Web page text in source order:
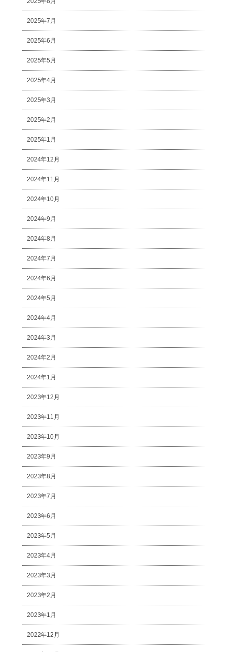
2025年7月
2025年6月
2025年5月
2025年4月
2025年3月
2025年2月
2025年1月
2024年12月
2024年11月
2024年10月
2024年9月
2024年8月
2024年7月
2024年6月
2024年5月
2024年4月
2024年3月
2024年2月
2024年1月
2023年12月
2023年11月
2023年10月
2023年9月
2023年8月
2023年7月
2023年6月
2023年5月
2023年4月
2023年3月
2023年2月
2023年1月
2022年12月